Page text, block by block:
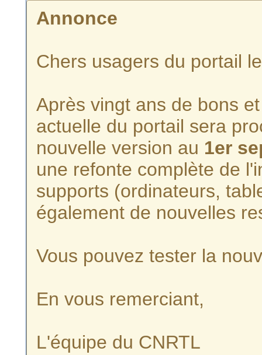
Annonce
Chers usagers du portail
Après vingt ans de bons
actuelle du portail sera
nouvelle version au 1er
une refonte complète de
supports (ordinateurs,
également de nouvelles
Vous pouvez tester la
En vous remerciant,
L'équipe du CNRTL